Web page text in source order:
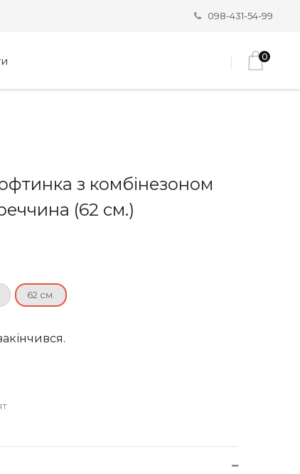
098-431-54-99
0
з комбінезоном
(62 см.)
62 см.